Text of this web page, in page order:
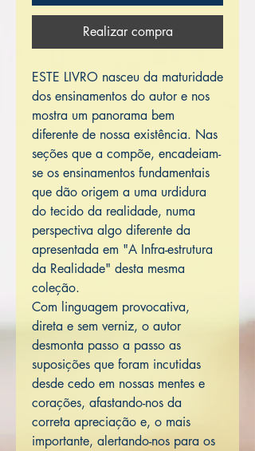
Realizar compra
ESTE LIVRO nasceu da maturidade
dos ensinamentos do autor e nos
mostra um panorama bem
diferente de nossa existência. Nas
seções que a compõe, encadeiam-
se os ensinamentos fundamentais
que dão origem a uma urdidura
do tecido da realidade, numa
perspectiva algo diferente da
apresentada em "A Infra-estrutura
da Realidade" desta mesma
coleção.
Com linguagem provocativa,
direta e sem verniz, o autor
desmonta passo a passo as
suposições que foram incutidas
desde cedo em nossas mentes e
corações, afastando-nos da
correta apreciação e, o mais
importante, alertando-nos para os